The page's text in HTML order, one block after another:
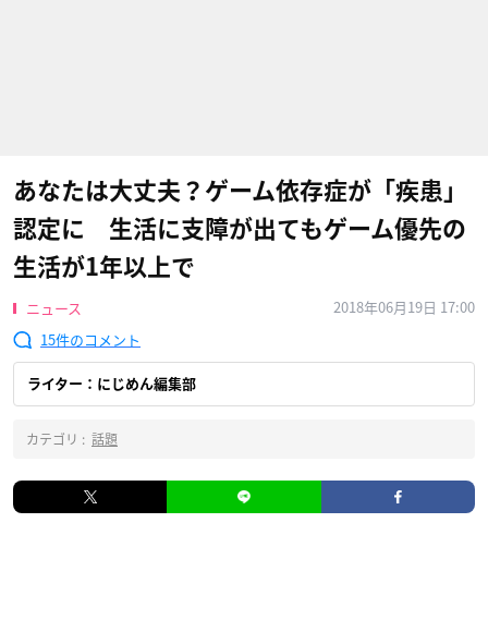
あなたは大丈夫？ゲーム依存症が「疾患」
認定に 生活に支障が出てもゲーム優先の
生活が1年以上で
ニュース
2018年06月19日 17:00
15
ライター：にじめん編集部
カテゴリ : 話題